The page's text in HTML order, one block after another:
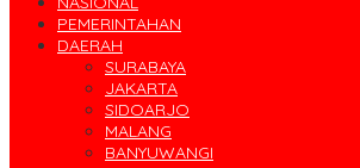
PEMERINTAHAN
DAERAH
SURABAYA
JAKARTA
SIDOARJO
MALANG
BANYUWANGI